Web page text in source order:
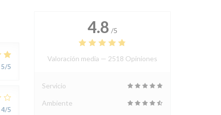
5/5
4/5
4.8 /5
Valoración media — 2518 Opiniones
Servicio
Ambiente